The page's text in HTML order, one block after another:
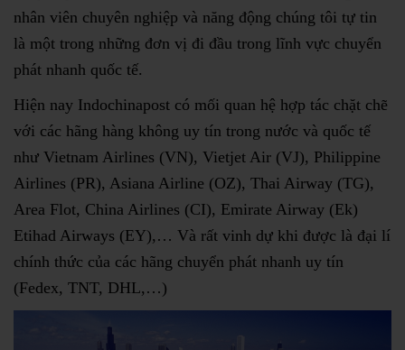
nhân viên chuyên nghiệp và năng động chúng tôi tự tin
là một trong những đơn vị đi đầu trong lĩnh vực chuyển
phát nhanh quốc tế.
Hiện nay Indochinapost có mối quan hệ hợp tác chặt chẽ
với các hãng hàng không uy tín trong nước và quốc tế
như Vietnam Airlines (VN), Vietjet Air (VJ), Philippine
Airlines (PR), Asiana Airline (OZ), Thai Airway (TG),
Area Flot, China Airlines (CI), Emirate Airway (Ek)
Etihad Airways (EY),… Và rất vinh dự khi được là đại lí
chính thức của các hãng chuyển phát nhanh uy tín
(Fedex, TNT, DHL,…)